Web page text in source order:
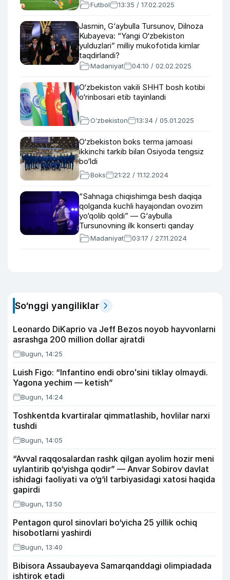
Futbol 13:35 / 17.02.2025
Jasmin, G‘aybulla Tursunov, Dilnoza
Kubayeva: “Yangi O‘zbekiston
yulduzlari” milliy mukofotida kimlar
taqdirlandi?
Madaniyat 04:10 / 02.02.2025
O‘zbekiston vakili SHHT bosh kotibi
o‘rinbosari etib tayinlandi
O‘zbekiston 13:34 / 05.01.2025
O‘zbekiston boks terma jamoasi
ikkinchi tarkib bilan Osiyoda tengsiz
bo‘ldi
Boks 21:22 / 11.12.2024
“Sahnaga chiqishimga besh daqiqa
qolganda kuchli hayajondan ovozim
yo‘qolib qoldi” — G‘aybulla
Tursunovning ilk konserti qanday
o‘tdi?Madaniyat 03:17 / 27.11.2024
So‘nggi yangiliklar
Leonardo DiKaprio va Jeff Bezos noyob hayvonlarni
asrashga 200 million dollar ajratdi
Bugun, 14:25
Luish Figo: “Infantino endi obroʻsini tiklay olmaydi.
Yagona yechim — ketish”
Bugun, 14:24
Toshkentda kvartiralar qimmatlashib, hovlilar narxi
tushdi
Bugun, 14:05
“Avval raqqosalardan rashk qilgan ayolim hozir meni
uylantirib qo‘yishga qodir” — Anvar Sobirov davlat
ishidagi faoliyati va o‘g‘il tarbiyasidagi xatosi haqida
gapirdi
Bugun, 13:50
Pentagon qurol sinovlari bo‘yicha 25 yillik ochiq
hisobotlarni yashirdi
Bugun, 13:40
Bibisora Assaubayeva Samarqanddagi olimpiadada
ishtirok etadi